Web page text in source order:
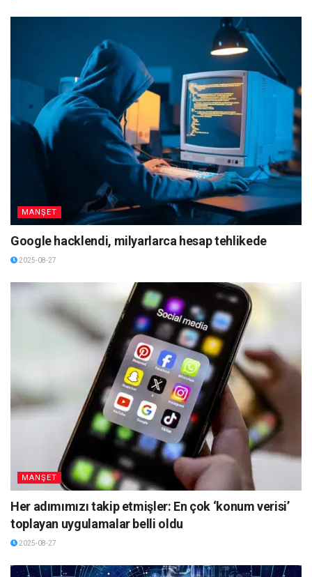
MANŞET
Google hacklendi, milyarlarca hesap tehlikede
2025-08-27
MANŞET
Her adımımızı takip etmişler: En çok ‘konum verisi’
toplayan uygulamalar belli oldu
2025-08-27